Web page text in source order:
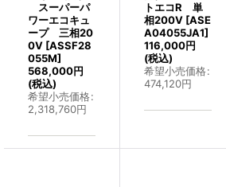
スーパーパ
ワーエコキュ
ープ 三相20
0V [ASSF28
055M]
568,000円
(税込)
希望小売価格:
2,318,760円
トエコR 単
相200V [ASE
A04055JA1]
116,000円
(税込)
希望小売価格:
474,120円